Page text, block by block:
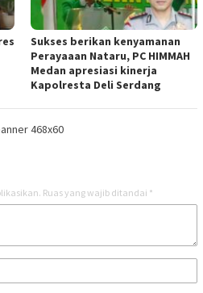
Sukses berikan kenyamanan
Perayaaan Nataru, PC HIMMAH
Medan apresiasi kinerja
Kapolresta Deli Serdang
Ruas yang wajib ditandai *